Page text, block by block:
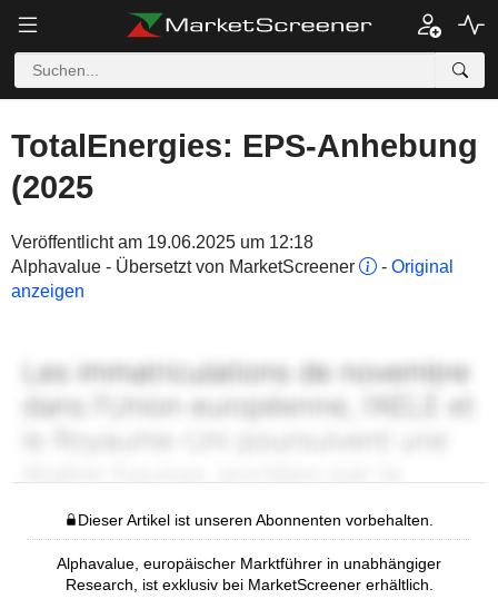
TotalEnergies: EPS-Anhebung
(2025
Veröffentlicht am 19.06.2025 um 12:18
Alphavalue - Übersetzt von MarketScreener
- Original
anzeigen
Dieser Artikel ist unseren Abonnenten vorbehalten.
Alphavalue, europäischer Marktführer in unabhängiger
Research, ist exklusiv bei MarketScreener erhältlich.